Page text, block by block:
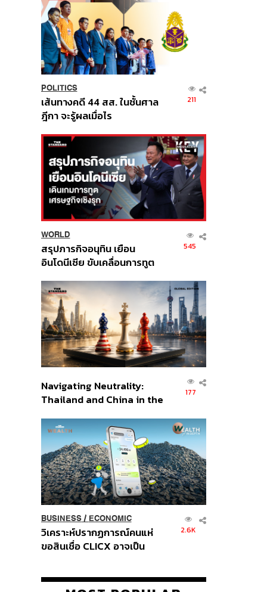
POLITICS
เส้นทางคดี 44 สส. ในชั้นศาล
ฎีกา จะรู้ผลเมื่อไร
211
WORLD
สรุปภารกิจอนุทิน เยือน
อินโดนีเซีย ขับเคลื่อนการทูต
ส่วนยุทธศาสตร์ไทย –
อินโดนีเซีย
545
Navigating Neutrality:
Thailand and China in the
Order
177
BUSINESS/ ECONOMIC
วิเคราะห์ปรากฏการณ์คนแห่
ขอสินเชื่อ CLICX อาจเป็น
ปัญหาหนี้ครัวเรือนไทยที่ถูกซุก
2.6K